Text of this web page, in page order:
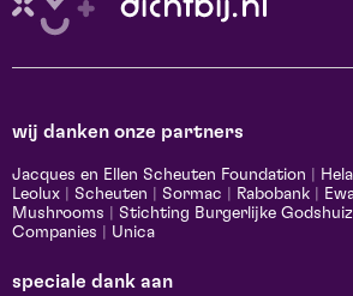
wij danken onze partners
Jacques en Ellen Scheuten Foundation
Leolux
Scheuten Sormac Rabobank
Mushrooms
Stichting Burgerlijke
Companies
Unica
speciale dank aan